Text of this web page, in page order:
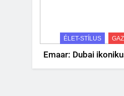
ÉLET-STÍLUS
Emaar: Dubai